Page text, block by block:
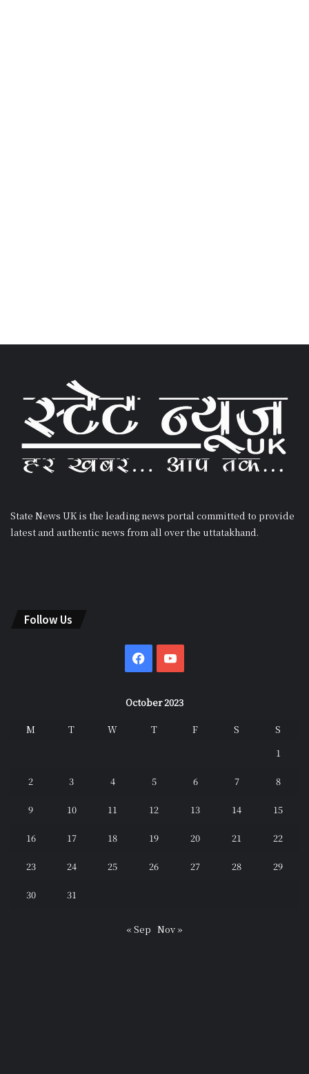
State News UK is the leading news portal committed to provide
latest and authentic news from all over the uttatakhand.
Follow Us
Facebook
October 2023
M T W T F S
S
1
2 3 4 5 6 7 8
9 10 11 12 13 14 15
16 17 18 19 20 21 22
23 24 25 26 27 28 29
30 31
« Sep Nov »